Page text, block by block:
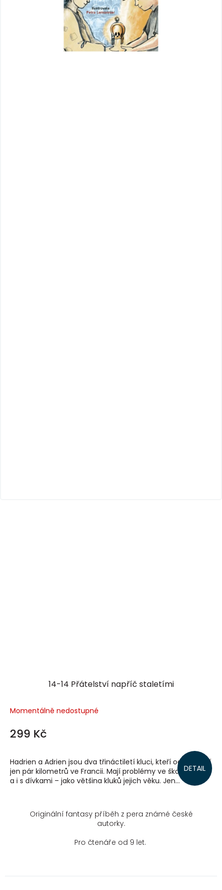
14-14 Přátelství napříč staletími
Momentálně nedostupné
299 Kč
DETAIL
Hadrien a Adrien jsou dva třináctiletí kluci, kteří od sebe žijí
jen pár kilometrů ve Francii. Mají problémy ve škole, doma
a i s dívkami – jako většina kluků jejich věku. Jen...
Originální fantasy příběh z pera známé české
autorky.
Pro čtenáře od 9 let.